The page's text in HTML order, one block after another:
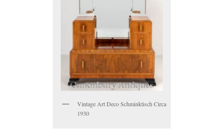
Vintage Art Deco Schminktisch Circa
1930